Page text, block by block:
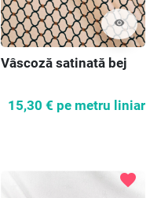
visibility
Vâscoză satinată bej
15,30 € pe metru liniar
favorite